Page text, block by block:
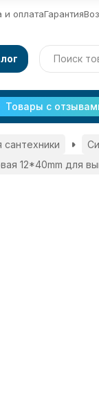
и оплатаГарантия
Товары с
12*40mm для